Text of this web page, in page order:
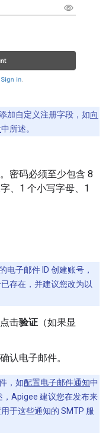
加自定义注册字段，如向
中所述。
密码必须至少包含 8
、1 个小写字母、1
电子邮件 ID 创建账号，
存在，并建议您改为以
击验证 （如果显
认电子邮件。
，如配置电子邮件通知中
，Apigee 建议您在发布来
于这些通知的 SMTP 服